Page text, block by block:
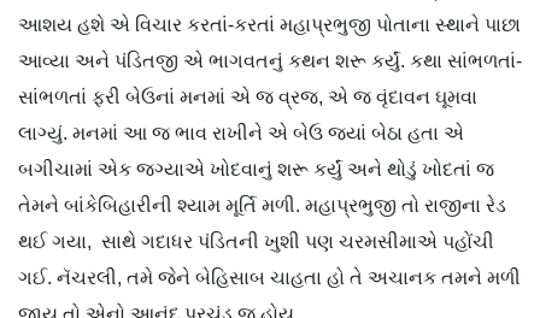
આશય હશે એ વિચાર કરતાં-કરતાં મહાપ્રભુજી પોતાના સ્થાને પાછા
આવ્યા અને પંડિતજી એ ભાગવતનું કથન શરૂ કર્યું. કથા સાંભળતાં-
સાંભળતાં ફરી બેઉનાં મનમાં એ જ વ્રજ, એ જ વૃંદાવન ઘૂમવા
લાગ્યું. મનમાં આ જ ભાવ રાખીને એ બેઉ જ્યાં બેઠા હતા એ
બગીચામાં એક જગ્યાએ ખોદવાનું શરૂ કર્યું અને થોડું ખોદતાં જ
તેમને બાંકેબિહારીની શ્યામ મૂર્તિ મળી. મહાપ્રભુજી તો રાજીના રેડ
થઈ ગયા, સાથે ગદાધર પંડિતની ખુશી પણ ચરમસીમાએ પહોંચી
ગઈ. નૅચરલી, તમે જેને બેહિસાબ ચાહતા હો તે અચાનક તમને મળી
જાય તો એનો આનંદ પ્રચંડ જ હોય.